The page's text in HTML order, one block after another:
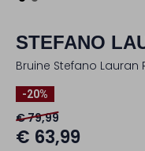
STEFANO
Bruine Stefano Lauran
-20%
€ 79,99
€ 63,99